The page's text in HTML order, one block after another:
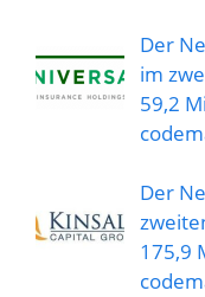
Der
im
59,2
Der
175,9